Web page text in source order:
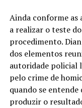
Ainda conforme as
a realizar o teste
procedimento.
dos elementos
autoridade policial
pelo crime de
quando se
produzir o